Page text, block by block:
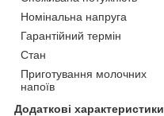
Номінальна напруга
Гарантійний термін
Стан
Приготування молочних
напоїв
Додаткові характеристики